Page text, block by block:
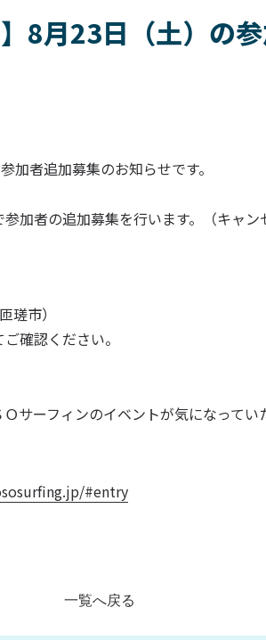
8月23日（土）の
加者追加募集のお知らせです。
加者の追加募集を行います。（キャン
瑳市）
確認ください。
サーフィンのイベントが気になって
#entry
一覧へ戻る